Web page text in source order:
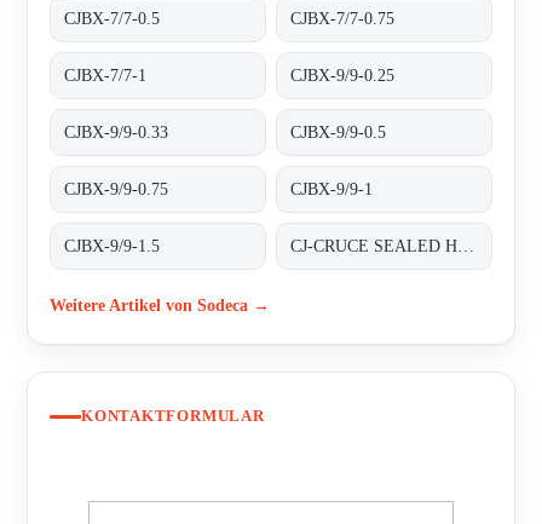
CJBX-7/7-0.5 CJBX-7/7-0.75
CJBX-7/7-1 CJBX-9/9-0.25
CJBX-9/9-0.33 CJBX-9/9-0.5
CJBX-9/9-0.75 CJBX-9/9-1
CJBX-9/9-1.5
Weitere Artikel von Sodeca →
KONTAKTFORMULAR